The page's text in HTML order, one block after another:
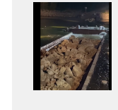
Adaugă
aici textul
pentru
subtitlu